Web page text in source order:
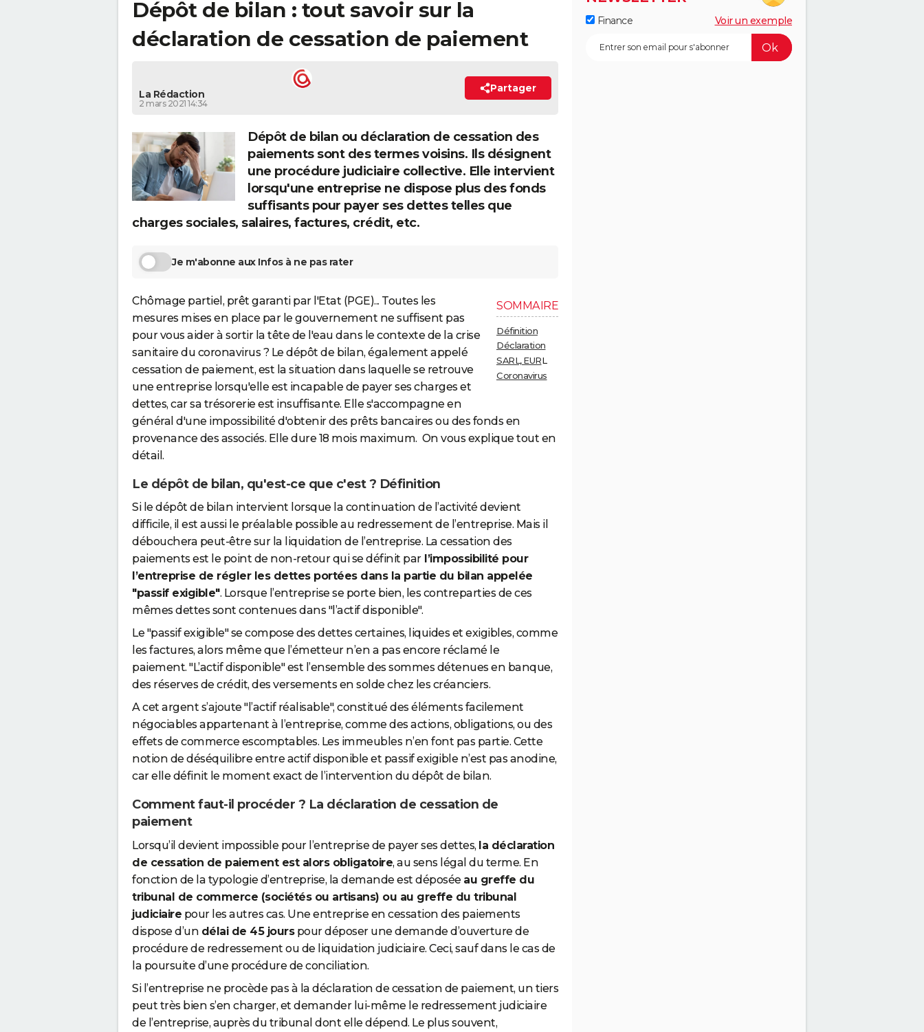
Dépôt de bilan : tout savoir sur la
déclaration de cessation de paiement
La Rédaction
2 mars 2021 14:34
Partager
Dépôt de bilan ou déclaration de cessation des
paiements sont des termes voisins. Ils désignent
une procédure judiciaire collective. Elle intervient
lorsqu'une entreprise ne dispose plus des fonds
suffisants pour payer ses dettes telles que
charges sociales, salaires, factures, crédit, etc.
Je m'abonne aux Infos à ne pas rater
SOMMAIRE
Définition
Déclaration
SARL, EURL
Coronavirus
Chômage partiel, prêt garanti par l'Etat (PGE)... Toutes les
mesures mises en place par le gouvernement ne suffisent pas
pour vous aider à sortir la tête de l'eau dans le contexte de la crise
sanitaire du coronavirus ? Le dépôt de bilan, également appelé
cessation de paiement, est la situation dans laquelle se retrouve
une entreprise lorsqu'elle est incapable de payer ses charges et
dettes, car sa trésorerie est insuffisante. Elle s'accompagne en
général d'une impossibilité d'obtenir des prêts bancaires ou des fonds en
provenance des associés. Elle dure 18 mois maximum. On vous explique tout en
détail.
Le dépôt de bilan, qu'est-ce que c'est ? Définition
Si le dépôt de bilan intervient lorsque la continuation de l’activité devient
difficile, il est aussi le préalable possible au redressement de l’entreprise. Mais il
débouchera peut-être sur la liquidation de l’entreprise. La cessation des
paiements est le point de non-retour qui se définit parl’impossibilité pour
l’entreprise de régler les dettes portées dans la partie du bilan appelée
"passif exigible". Lorsque l’entreprise se porte bien, les contreparties de ces
mêmes dettes sont contenues dans "l’actif disponible".
Le "passif exigible" se compose des dettes certaines, liquides et exigibles, comme
les factures, alors même que l’émetteur n’en a pas encore réclamé le
paiement. "L’actif disponible" est l’ensemble des sommes détenues en banque,
des réserves de crédit, des versements en solde chez les créanciers.
A cet argent s’ajoute "l’actif réalisable", constitué des éléments facilement
négociables appartenant à l’entreprise, comme des actions, obligations, ou des
effets de commerce escomptables. Les immeubles n’en font pas partie. Cette
notion de déséquilibre entre actif disponible et passif exigible n’est pas anodine,
car elle définit le moment exact de l’intervention du dépôt de bilan.
Comment faut-il procéder ? La déclaration de cessation de
paiement
Lorsqu’il devient impossible pour l’entreprise de payer ses dettes, la déclaration
de cessation de paiement est alors obligatoire, au sens légal du terme. En
fonction de la typologie d’entreprise, la demande est déposée au greffe du
tribunal de commerce (sociétés ou artisans) ou au greffe du tribunal
judiciaire pour les autres cas. Une entreprise en cessation des paiements
dispose d’un délai de 45 jourspour déposer une demande d’ouverture de
procédure de redressement ou de liquidation judiciaire. Ceci, sauf dans le cas de
la poursuite d’une procédure de conciliation.
Si l’entreprise ne procède pas à la déclaration de cessation de paiement, un tiers
peut très bien s’en charger, et demander lui-même le redressement judiciaire
de l’entreprise, auprès du tribunal dont elle dépend. Le plus souvent,
Finance Voir un exemple